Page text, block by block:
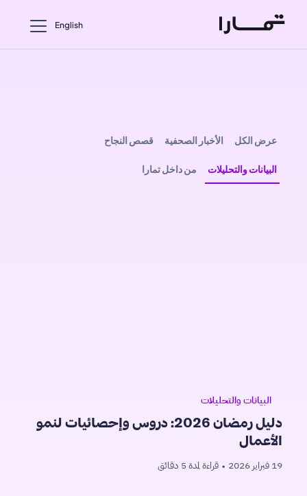
English
عرض الكل الأخبار الصحفية قصص النجاح
البيانات والتحليلات من داخل تمارا
البيانات والتحليلات
دليل رمضان 2026: دروس وإحصائيات لنمو
الأعمال
19 فبراير 2026 • قراءة لمدة 5 دقائق